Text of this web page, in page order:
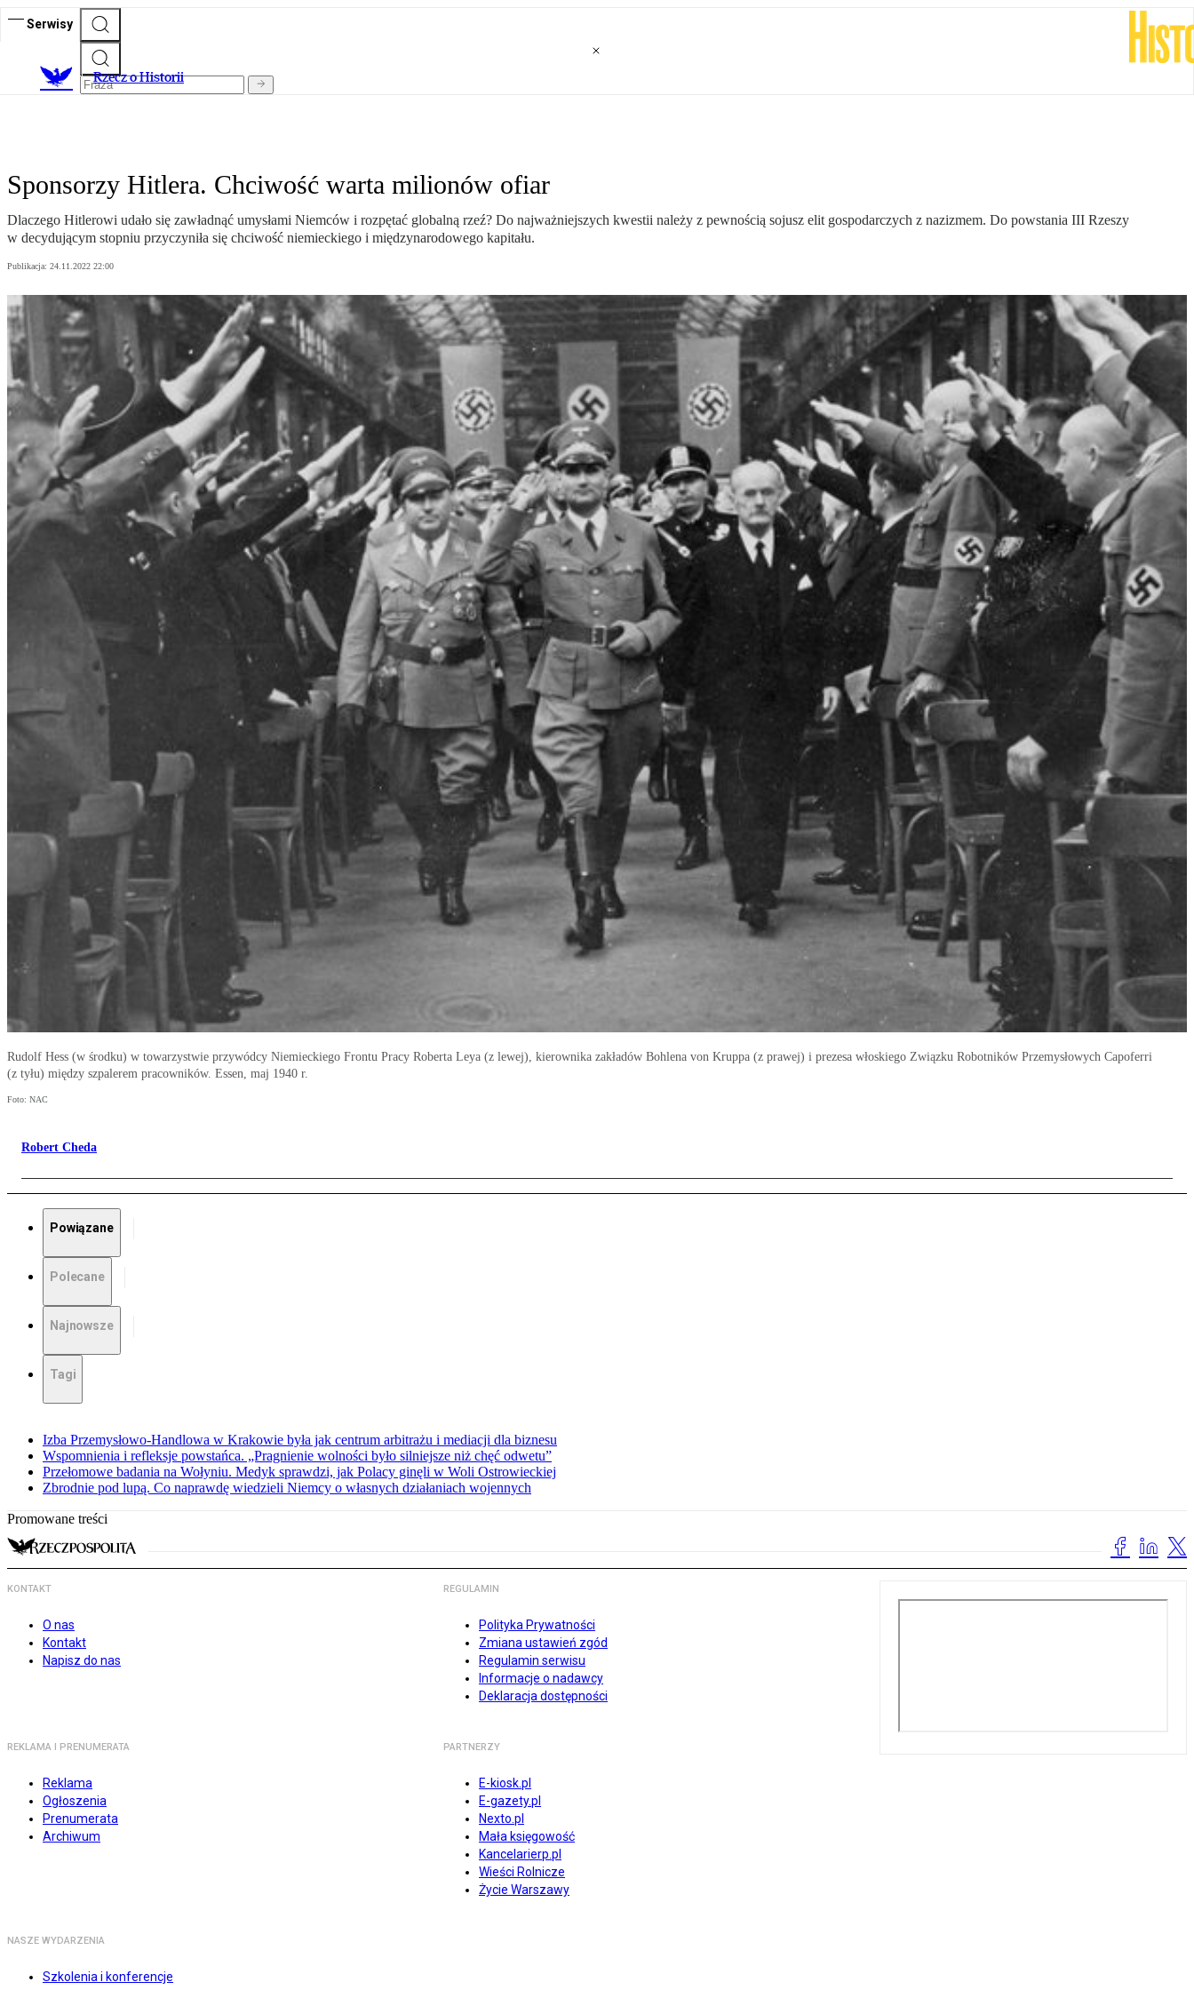
Serwisy
Rzecz o Historii
Sponsorzy Hitlera. Chciwość warta milionów ofiar
Dlaczego Hitlerowi udało się zawładnąć umysłami Niemców i rozpętać globalną rzeź? Do najważniejszych kwestii należy z pewnością sojusz elit gospodarczych z nazizmem. Do powstania III Rzeszy
w decydującym stopniu przyczyniła się chciwość niemieckiego i międzynarodowego kapitału.
Publikacja: 24.11.2022 22:00
Rudolf Hess (w środku) w towarzystwie przywódcy Niemieckiego Frontu Pracy Roberta Leya (z lewej), kierownika zakładów Bohlena von Kruppa (z prawej) i prezesa włoskiego Związku Robotników Przemysłowych Capoferri
(z tyłu) między szpalerem pracowników. Essen, maj 1940 r.
Foto: NAC
Robert Cheda
Powiązane
Polecane
Najnowsze
Tagi
Izba Przemysłowo-Handlowa w Krakowie była jak centrum arbitrażu i mediacji dla biznesu
Wspomnienia i refleksje powstańca. „Pragnienie wolności było silniejsze niż chęć odwetu”
Przełomowe badania na Wołyniu. Medyk sprawdzi, jak Polacy ginęli w Woli Ostrowieckiej
Zbrodnie pod lupą. Co naprawdę wiedzieli Niemcy o własnych działaniach wojennych
Promowane treści
KONTAKT
O nas
Kontakt
Napisz do nas
REGULAMIN
Polityka Prywatności
Zmiana ustawień zgód
Regulamin serwisu
Informacje o nadawcy
Deklaracja dostępności
REKLAMA I PRENUMERATA
Reklama
Ogłoszenia
Prenumerata
Archiwum
PARTNERZY
E-kiosk.pl
E-gazety.pl
Nexto.pl
Mała księgowość
Kancelarierp.pl
Wieści Rolnicze
Życie Warszawy
NASZE WYDARZENIA
Szkolenia i konferencje